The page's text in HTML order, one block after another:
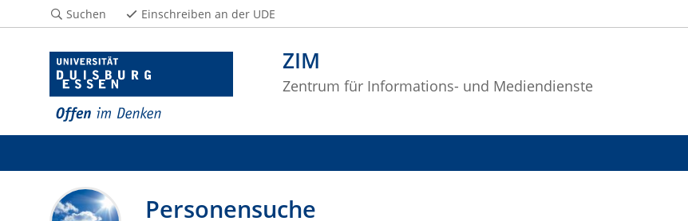
ZIM
Zentrum für Informations- und Mediendienste
Suchen Einschreiben an der UDE
Personensuche